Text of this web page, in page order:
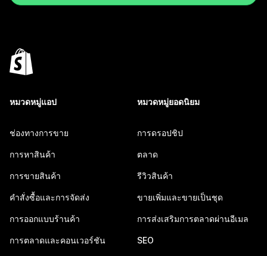
หมวดหมู่แอป
ช่องทางการขาย
การหาสินค้า
การขายสินค้า
คำสั่งซื้อและการจัดส่ง
การออกแบบร้านค้า
การตลาดและคอนเวอร์ชัน
หมวดหมู่ยอดนิยม
การดรอปชิป
ตลาด
รีวิวสินค้า
ขายเพิ่มและขายเป็นชุด
การส่งเสริมการตลาดผ่านอีเมล
SEO